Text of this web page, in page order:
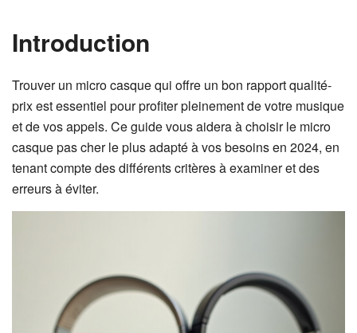
Introduction
Trouver un micro casque qui offre un bon rapport qualité-
prix est essentiel pour profiter pleinement de votre musique
et de vos appels. Ce guide vous aidera à choisir le micro
casque pas cher le plus adapté à vos besoins en 2024, en
tenant compte des différents critères à examiner et des
erreurs à éviter.